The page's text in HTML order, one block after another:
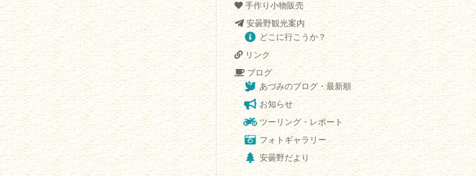
手作り小物販売
安曇野観光案内
どこに行こうか？
リンク
ブログ
あづみのブログ・最新順
お知らせ
ツーリング・レポート
フォトギャラリー
安曇野だより